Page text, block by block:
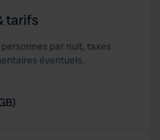
tarifs
par nuit, taxes
éventuels.
)